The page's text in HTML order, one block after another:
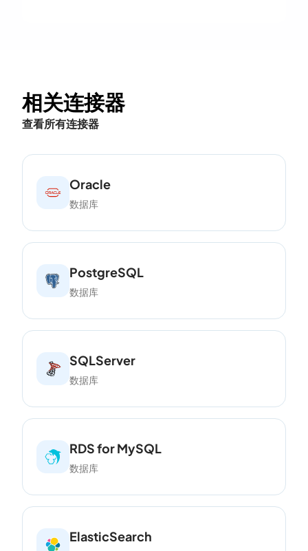
相关连接器
查看所有连接器
Oracle
数据库
PostgreSQL
数据库
SQLServer
数据库
RDS for MySQL
数据库
ElasticSearch